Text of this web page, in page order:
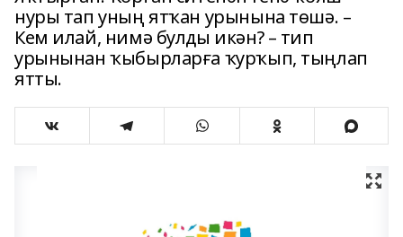
нуры тап уның ятҡан урынына төшә. –
Кем илай, нимә булды икән? – тип
урынынан ҡыбырларға ҡурҡып, тыңлап
ятты.